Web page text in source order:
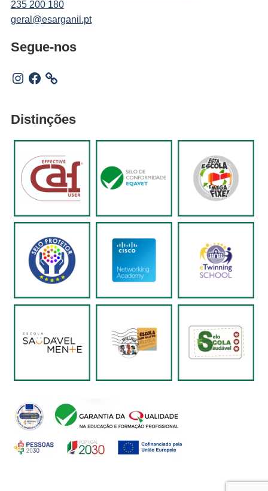
235 200 180
geral@esarganil.pt
Segue-nos
Instagram
Facebook
Distinções